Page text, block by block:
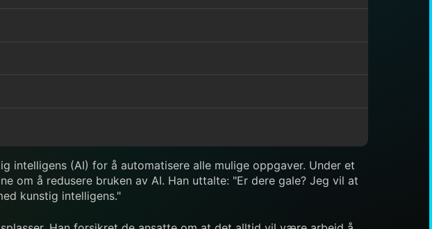
intelligens (AI) for å automatisere alle mulige oppgaver. Under et
om å redusere bruken av AI. Han uttalte: "Er dere gale? Jeg vil at
kunstig intelligens."